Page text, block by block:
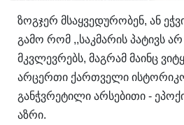
ზოგჯერ მსაყვედურობენ, ან
გამო რომ ,,საკმარის პატივს არ
მკვლევრებს, მაგრამ მაინც
არცერთი ქართველი
განჭვრეტილი არსებითი -
აზრი.